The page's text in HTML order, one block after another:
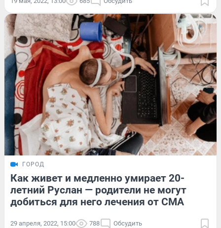
ГОРОД
Как живет и медленно умирает 20-
летний Руслан — родители не могут
добиться для него лечения от СМА
29 апреля, 2022, 15:00 788 Обсудить